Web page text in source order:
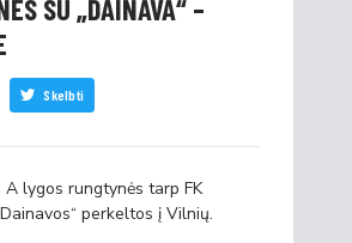
SU „DAINAVA“ –
Skelbti
lygos rungtynės tarp FK
perkeltos į Vilnių.